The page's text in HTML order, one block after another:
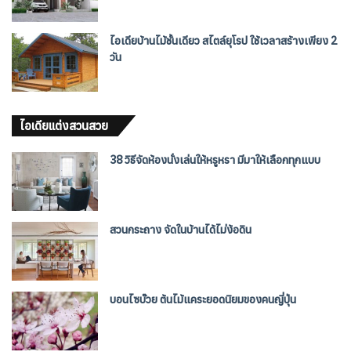
ไอเดียบ้านไม้ชั้นเดียว สไตล์ยุโรป ใช้เวลาสร้างเพียง 2
วัน
ไอเดียแต่งสวนสวย
38 วิธีจัดห้องนั่งเล่นให้หรูหรา มีมาให้เลือกทุกแบบ
สวนกระถาง จัดในบ้านได้ไม่ง้อดิน
บอนไซบ๊วย ต้นไม้แคระยอดนิยมของคนญี่ปุ่น